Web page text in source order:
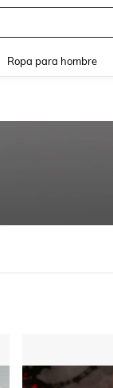
Ropa para hombre